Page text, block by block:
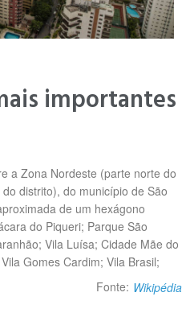
importantes
a Zona Nordeste (parte norte do
distrito), do município de São
de um hexágono
do Piqueri; Parque São
Vila Luísa; Cidade Mãe do
Gomes Cardim; Vila Brasil;
Fonte: Wikipédia